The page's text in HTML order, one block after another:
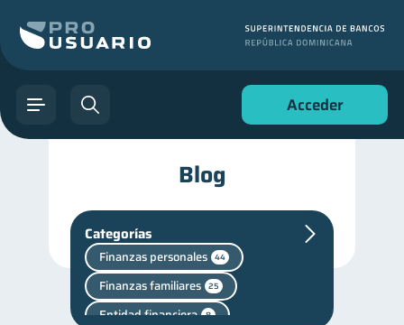
Acceder
Blog
Categorías
Finanzas personales 44
Finanzas familiares 25
Entidad financiera 8